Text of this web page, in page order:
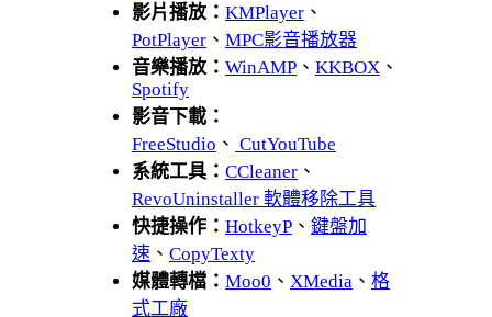
影片播放： KMPlayer 、
PotPlayer 、 MPC影音播放器
音樂播放： WinAMP 、 KKBOX 、
Spotify
影音下載：
FreeStudio 、 CutYouTube
系統工具： CCleaner 、
RevoUninstaller 軟體移除工具
快捷操作： HotkeyP 、 鍵盤加
速 、 CopyTexty
媒體轉檔： Moo0 、 XMedia 、 格
式工廠